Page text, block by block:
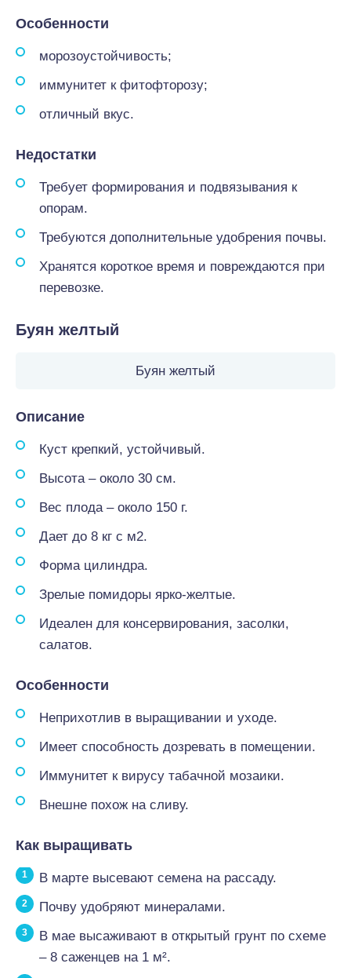
Особенности
морозоустойчивость;
иммунитет к фитофторозу;
отличный вкус.
Недостатки
Требует формирования и подвязывания к
опорам.
Требуются дополнительные удобрения почвы.
Хранятся короткое время и повреждаются при
перевозке.
Буян желтый
Буян желтый
Описание
Куст крепкий, устойчивый.
Высота – около 30 см.
Вес плода – около 150 г.
Дает до 8 кг с м2.
Форма цилиндра.
Зрелые помидоры ярко-желтые.
Идеален для консервирования, засолки,
салатов.
Особенности
Неприхотлив в выращивании и уходе.
Имеет способность дозревать в помещении.
Иммунитет к вирусу табачной мозаики.
Внешне похож на сливу.
Как выращивать
В марте высевают семена на рассаду.
Почву удобряют минералами.
В мае высаживают в открытый грунт по схеме
– 8 саженцев на 1 м².